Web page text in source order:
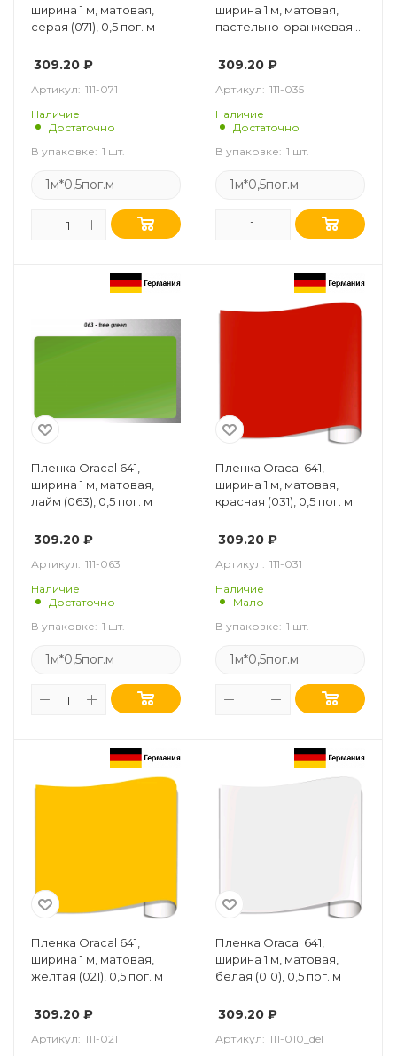
ширина 1 м, матовая,
серая (071), 0,5 пог. м
309.20 ₽
Артикул: 111-071
Наличие
Достаточно
В упаковке: 1 шт.
1м*0,5пог.м
ширина 1 м, матовая,
пастельно-оранжевая
309.20 ₽
Артикул: 111-035
Наличие
Достаточно
В упаковке: 1 шт.
1м*0,5пог.м
Пленка Oracal 641,
ширина 1 м, матовая,
лайм (063), 0,5 пог. м
309.20 ₽
Артикул: 111-063
Наличие
Достаточно
В упаковке: 1 шт.
1м*0,5пог.м
Пленка Oracal 641,
ширина 1 м, матовая,
красная (031), 0,5 пог. м
309.20 ₽
Артикул: 111-031
Наличие
Мало
В упаковке: 1 шт.
1м*0,5пог.м
Пленка Oracal 641,
ширина 1 м, матовая,
желтая (021), 0,5 пог. м
309.20 ₽
Артикул: 111-021
Пленка Oracal 641,
ширина 1 м, матовая,
белая (010), 0,5 пог. м
309.20 ₽
Артикул: 111-010_del